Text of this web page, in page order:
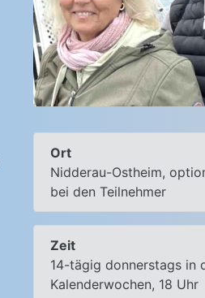
Ort
Nidderau-Ostheim,
bei den Teilnehmer
Zeit
14-tägig donnerstags in
Kalenderwochen, 18 Uhr